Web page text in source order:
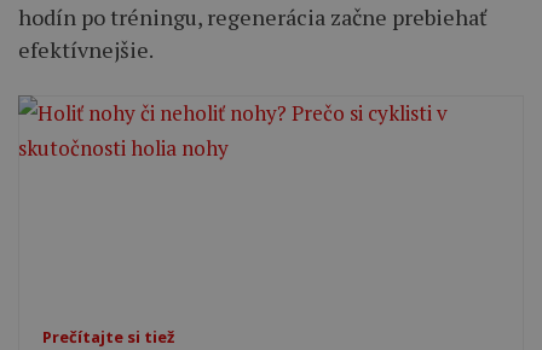
hodín po tréningu, regenerácia začne prebiehať
efektívnejšie.
Prečítajte si tiež